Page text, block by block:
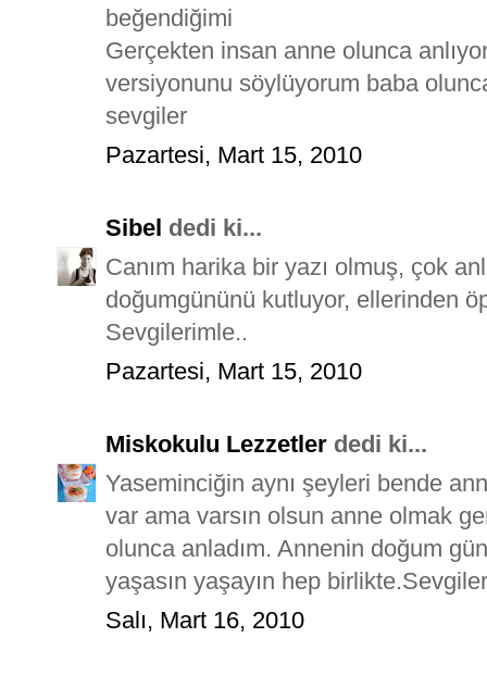
beğendiğimi
Gerçekten insan anne olunca
versiyonunu söylüyorum baba
sevgiler
Pazartesi, Mart 15, 2010
Sibel dedi ki...
Canım harika bir yazı olmuş, çok
doğumgününü kutluyor, ellerinden
Sevgilerimle..
Pazartesi, Mart 15, 2010
Miskokulu Lezzetler dedi ki...
Yaseminciğin aynı şeyleri bende
var ama varsın olsun anne olmak
olunca anladım. Annenin doğum
yaşasın yaşayın hep
Salı, Mart 16, 2010